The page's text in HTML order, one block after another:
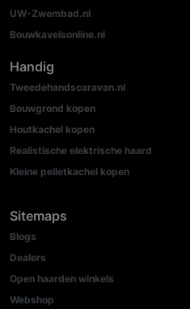
UW-Zwembad.nl
Bouwkavelsonline.nl
Handig
Tweedehandscaravan.nl
Bouwgrond kopen
Houtkachel kopen
Realistische elektrische haard
Kleine pelletkachel kopen
Sitemaps
Blogs
Dealers
Open haarden winkels
Webshop